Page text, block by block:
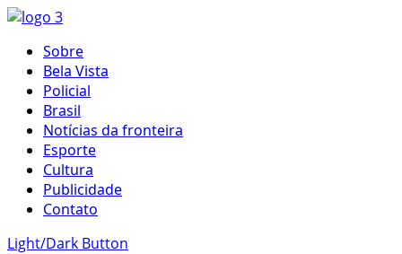
Skip
content
Primary
Menu
Sobre
Bela Vista
Policial
Brasil
Notícias da fronteira
Esporte
Cultura
Publicidade
Contato
Light/Dark Button